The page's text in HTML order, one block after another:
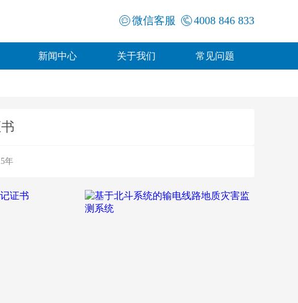
4008 846 833
微信客服
新闻中心 关于我们 常见问题
年